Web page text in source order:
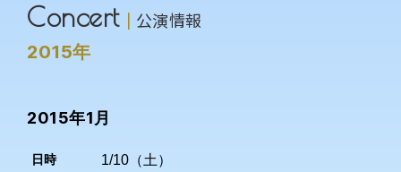
Concert 公演情報
2015年
2015年1月
日時 1/10（土）